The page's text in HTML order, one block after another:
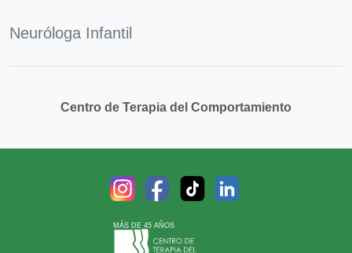
Neuróloga Infantil
Centro de Terapia del Comportamiento
MÁS DE 45 AÑOS